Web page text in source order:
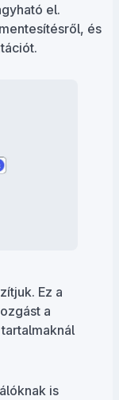
el.
és
Ez a
a
is